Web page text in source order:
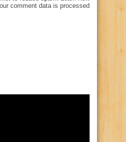
comment data is processed.